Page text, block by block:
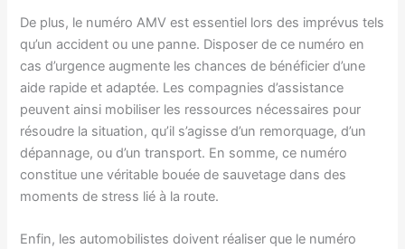
De plus, le numéro AMV est essentiel lors des imprévus tels
qu’un accident ou une panne. Disposer de ce numéro en
cas d’urgence augmente les chances de bénéficier d’une
aide rapide et adaptée. Les compagnies d’assistance
peuvent ainsi mobiliser les ressources nécessaires pour
résoudre la situation, qu’il s’agisse d’un remorquage, d’un
dépannage, ou d’un transport. En somme, ce numéro
constitue une véritable bouée de sauvetage dans des
moments de stress lié à la route.
Enfin, les automobilistes doivent réaliser que le numéro